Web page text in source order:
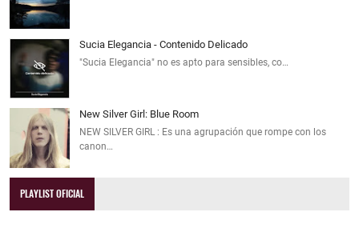
Sucia Elegancia - Contenido Delicado
"Sucia Elegancia" no es apto para sensibles, co…
New Silver Girl: Blue Room
NEW SILVER GIRL : Es una agrupación que rompe con los
canon…
PLAYLIST OFICIAL